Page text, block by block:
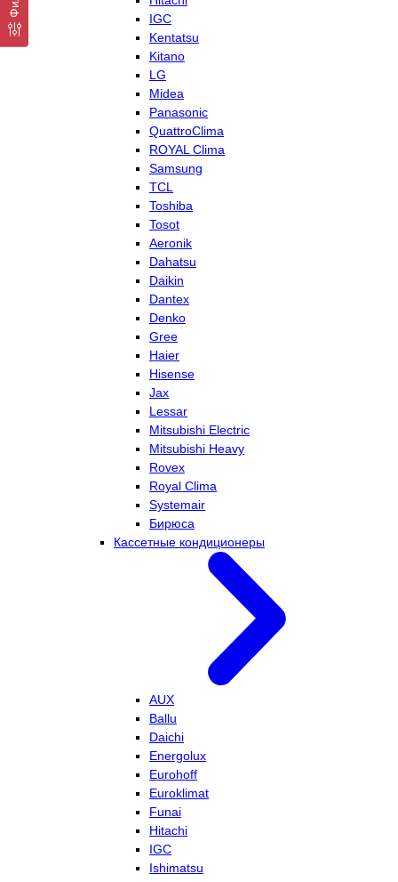
IGC
Kentatsu
Kitano
LG
Midea
Panasonic
QuattroClima
ROYAL Clima
Samsung
TCL
Toshiba
Tosot
Aeronik
Dahatsu
Daikin
Dantex
Denko
Gree
Haier
Hisense
Jax
Lessar
Mitsubishi Electric
Mitsubishi Heavy
Rovex
Royal Clima
Systemair
Бирюса
Кассетные кондиционеры
AUX
Ballu
Daichi
Energolux
Eurohoff
Euroklimat
Funai
Hitachi
IGC
Ishimatsu